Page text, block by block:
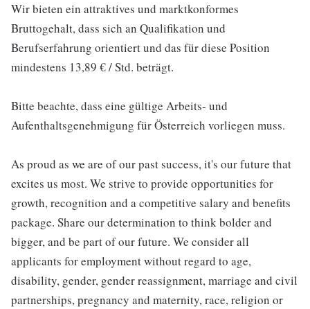
Wir bieten ein attraktives und marktkonformes
Bruttogehalt, dass sich an Qualifikation und
Berufserfahrung orientiert und das für diese Position
mindestens 13,89 € / Std. beträgt.
Bitte beachte, dass eine gültige Arbeits- und
Aufenthaltsgenehmigung für Österreich vorliegen muss.
As proud as we are of our past success, it's our future that
excites us most. We strive to provide opportunities for
growth, recognition and a competitive salary and benefits
package. Share our determination to think bolder and
bigger, and be part of our future. We consider all
applicants for employment without regard to age,
disability, gender, gender reassignment, marriage and civil
partnerships, pregnancy and maternity, race, religion or